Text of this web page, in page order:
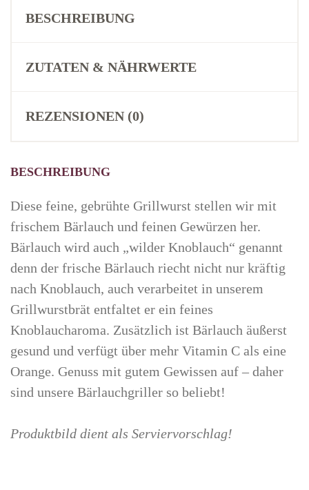
BESCHREIBUNG
ZUTATEN & NÄHRWERTE
REZENSIONEN (0)
BESCHREIBUNG
Diese feine, gebrühte Grillwurst stellen wir mit
frischem Bärlauch und feinen Gewürzen her.
Bärlauch wird auch „wilder Knoblauch“ genannt
denn der frische Bärlauch riecht nicht nur kräftig
nach Knoblauch, auch verarbeitet in unserem
Grillwurstbrät entfaltet er ein feines
Knoblaucharoma. Zusätzlich ist Bärlauch äußerst
gesund und verfügt über mehr Vitamin C als eine
Orange. Genuss mit gutem Gewissen auf – daher
sind unsere Bärlauchgriller so beliebt!
Produktbild dient als Serviervorschlag!